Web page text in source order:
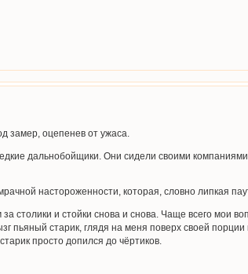
замер, оцепенев от ужаса.
дальнобойщики. Они сидели своими
настороженности, которая, словно липкая
столики и стойки снова и снова. Чаще всего мои
пьяный старик, глядя на меня поверх своей
просто допился до чёртиков.